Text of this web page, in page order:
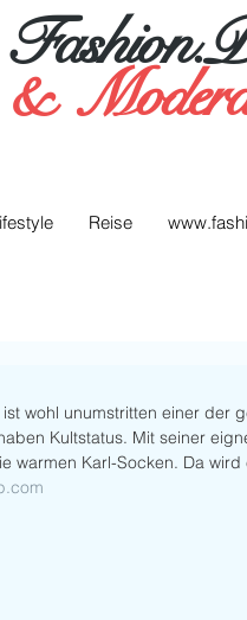
&
Reise
wohl unumstritten einer der
Kultstatus. Mit seiner
warmen Karl-Socken. Da